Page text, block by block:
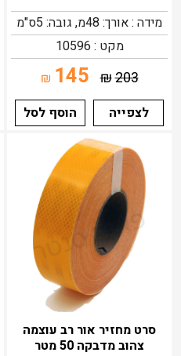
מידה : אורך: 48מ, גובה: 5ס"מ
מקט : 10596
203
₪
145
₪
לצפייה
הוסף לסל
סרט מחזיר אור רב עוצמה
צהוב מדבקה 50 מטר